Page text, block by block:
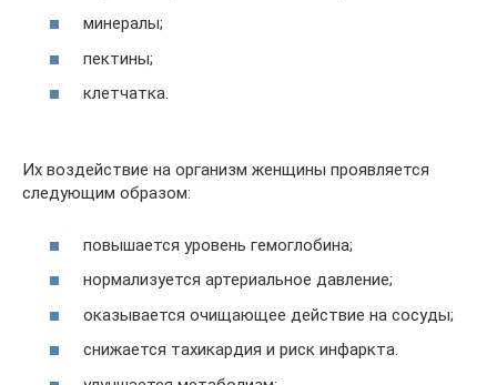
минералы;
пектины;
клетчатка.
Их воздействие на организм женщины проявляется
следующим образом:
повышается уровень гемоглобина;
нормализуется артериальное давление;
оказывается очищающее действие на сосуды;
снижается тахикардия и риск инфаркта.